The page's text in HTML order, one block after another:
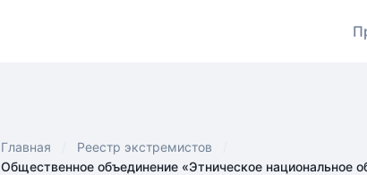
Главная
Реестр экстремистов
Общественное объединение «Этническое национальное